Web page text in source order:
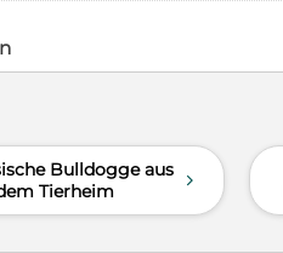
Bulldogge aus
Tierheim
d